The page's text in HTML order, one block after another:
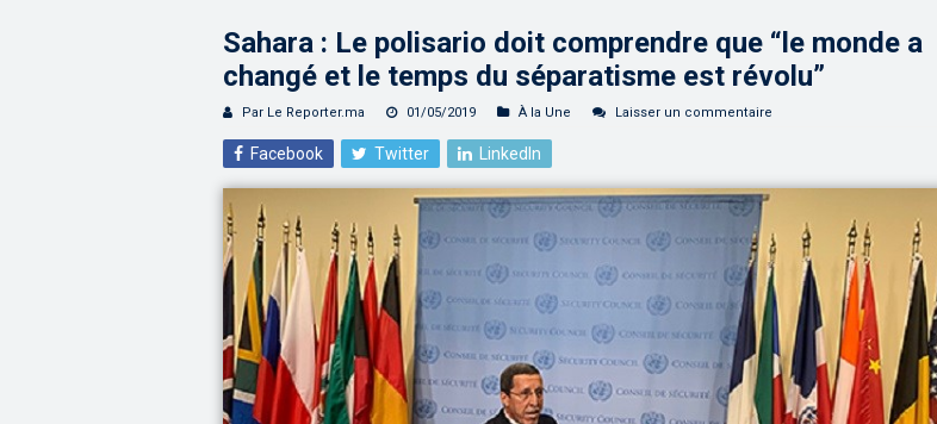
Sahara : Le polisario doit comprendre que “le monde a
changé et le temps du séparatisme est révolu”
Par Le Reporter.ma 01/05/2019 À la Une Laisser un commentaire
Facebook Twitter LinkedIn